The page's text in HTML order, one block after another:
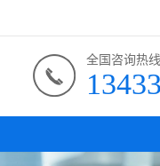
全国咨询热线